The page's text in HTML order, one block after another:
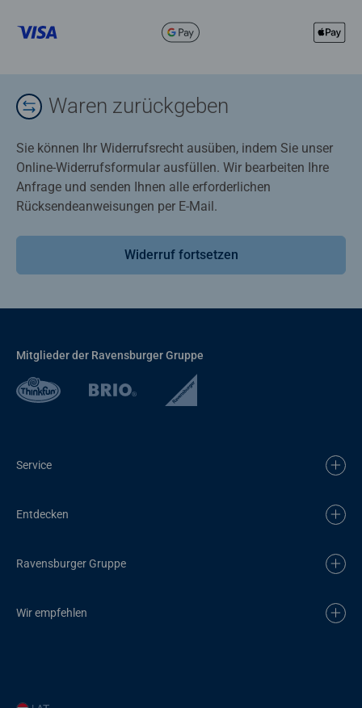
Waren zurückgeben
Sie können Ihr Widerrufsrecht ausüben, indem Sie unser
Online-Widerrufsformular ausfüllen. Wir bearbeiten Ihre
Anfrage und senden Ihnen alle erforderlichen
Rücksendeanweisungen per E-Mail.
Widerruf fortsetzen
Mitglieder der Ravensburger Gruppe
Service
Entdecken
Ravensburger Gruppe
Wir empfehlen